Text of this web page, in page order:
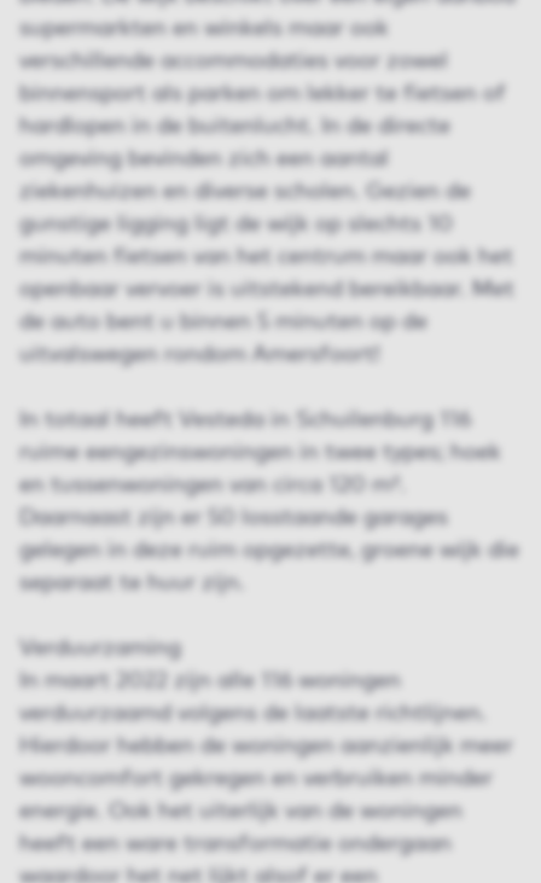
supermarkten en winkels maar ook
verschillende accommodaties voor zowel
binnensport als parken om lekker te fietsen of
hardlopen in de buitenlucht. In de directe
omgeving bevinden zich een aantal
ziekenhuizen en diverse scholen. Gezien de
gunstige ligging ligt de wijk op slechts 10
minuten fietsen van het centrum maar ook het
openbaar vervoer is uitstekend bereikbaar. Met
de auto bent u binnen 5 minuten op de
uitvalswegen rondom Amersfoort!
In totaal heeft Vesteda in Schuilenburg 116
ruime eengezinswoningen in twee types; hoek
en tussenwoningen van circa 120 m².
Daarnaast zijn er 50 losstaande garages
gelegen in deze ruim opgezette, groene wijk die
separaat te huur zijn.
Verduurzaming
In maart 2022 zijn alle 116 woningen
verduurzaamd volgens de laatste richtlijnen.
Hierdoor hebben de woningen aanzienlijk meer
wooncomfort gekregen en verbruiken minder
energie. Ook het uiterlijk van de woningen
heeft een ware transformatie ondergaan
waardoor het net lijkt alsof er een